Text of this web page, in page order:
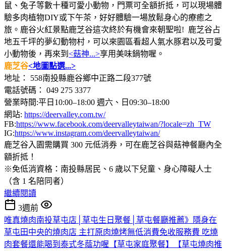
鼠、兔子等數十種可愛小動物，門票可全額折抵，可以現場體
驗多肉植物DIY或下午茶，好好體驗一場放鬆身心的療癒之
旅。鹿谷火紅景點鹿芝谷這次終於有機會來朝聖啦! 鹿芝谷占
地五千坪的夢幻動物村，可以來園區看超人氣水豚君以及可愛
小動物後，再來到 <菇神...>享用美味鍋物喔。
鹿芝谷<地圖點選...>
地址： 558南投縣鹿谷鄉中正路二段377號
電話號碼： 049 275 3377
營業時間:平日10:00–18:00 週六、日09:30–18:00
網站: https://deervalley.com.tw/
FB:https://www.facebook.com/deervalleytaiwan/?locale=zh_TW
IG:https://www.instagram.com/deervalleytaiwan/
鹿芝谷入園需購買 300 元低消券，可在鹿芝谷與菇神餐廳內全
額折抵！
※免低消資格：南投縣居民、6 歲以下兒童、身心障礙人士
（含 1 名陪同者）
繼續閱讀
3週前
唯真燒肉南投草屯店│草屯生日聚餐│草屯餐廳推薦》隱身在
草屯田中央的燒肉店 主打原肉燒烤無低消費免收服務費 吃燒
肉套餐還能喝到泰式冬蔭功喔【草屯家庭聚餐】【草屯燒肉推